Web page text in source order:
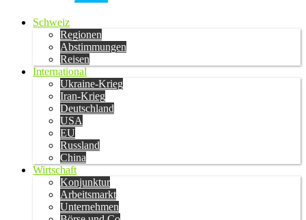
Schweiz
Regionen
Abstimmungen
Reisen
International
Ukraine-Krieg
Iran-Krieg
Deutschland
USA
EU
Russland
China
Wirtschaft
Konjunktur
Arbeitsmarkt
Unternehmen